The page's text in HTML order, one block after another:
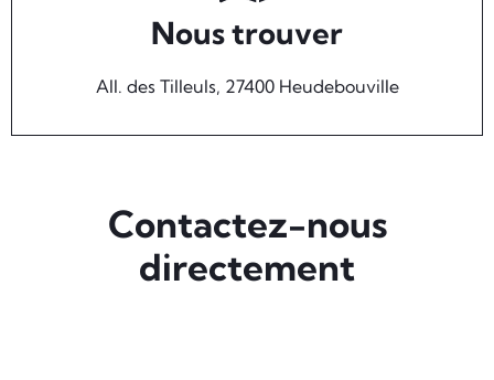
Nous trouver
All. des Tilleuls, 27400 Heudebouville
Contactez-nous
directement